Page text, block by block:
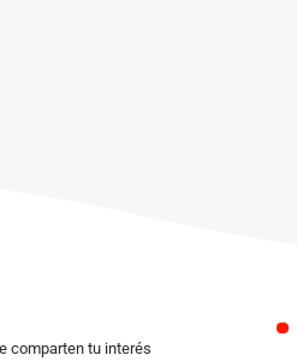
comparten tu interés